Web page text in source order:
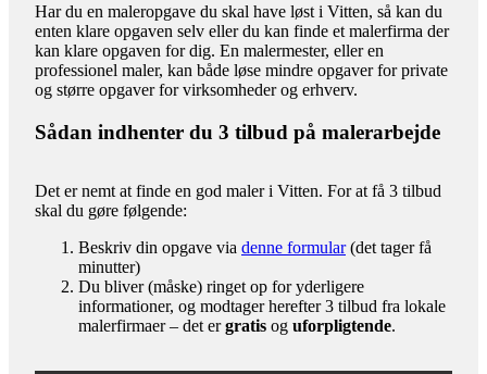
Har du en maleropgave du skal have løst i Vitten, så kan du
enten klare opgaven selv eller du kan finde et malerfirma der
kan klare opgaven for dig. En malermester, eller en
professionel maler, kan både løse mindre opgaver for private
og større opgaver for virksomheder og erhverv.
Sådan indhenter du 3 tilbud på malerarbejde
Det er nemt at finde en god maler i Vitten. For at få 3 tilbud
skal du gøre følgende:
Beskriv din opgave via denne formular(det tager få
minutter)
Du bliver (måske) ringet op for yderligere
informationer, og modtager herefter 3 tilbud fra lokale
malerfirmaer – det ergratis og uforpligtende.